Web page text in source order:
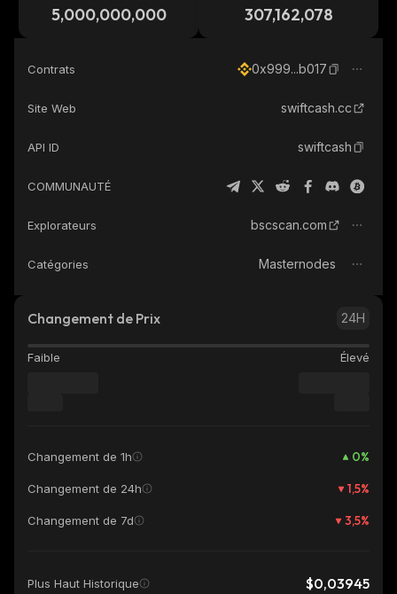
5,000,000,000 307,162,078
Contrats 0x999...b017
Site Web swiftcash.cc
API ID swiftcash
COMMUNAUTÉ
Explorateurs bscscan.com
Catégories Masternodes
Changement de Prix 24H
Faible Élevé
Changement de 1h 0%
Changement de 24h 1,5%
Changement de 7d 3,5%
Plus Haut Historique $0,03945